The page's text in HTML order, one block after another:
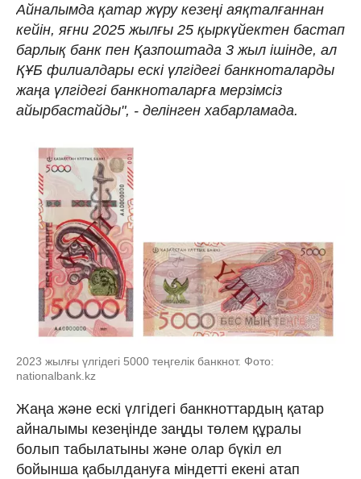
Айналымда қатар жүру кезеңі аяқталғаннан
кейін, яғни 2025 жылғы 25 қыркүйектен бастап
барлық банк пен Қазпоштада 3 жыл ішінде, ал
ҚҰБ филиалдары ескі үлгідегі банкноталарды
жаңа үлгідегі банкноталарға мерзімсіз
айырбастайды", - делінген хабарламада.
2023 жылғы үлгідегі 5000 теңгелік банкнот. Фото:
nationalbank.kz
Жаңа және ескі үлгідегі банкноттардың қатар
айналымы кезеңінде заңды төлем құралы
болып табылатыны және олар бүкіл ел
бойынша қабылдануға міндетті екені атап